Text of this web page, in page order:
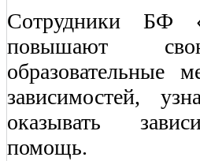
Сотрудники БФ
повышают
образовательные
зависимостей,
оказывать
помощь.